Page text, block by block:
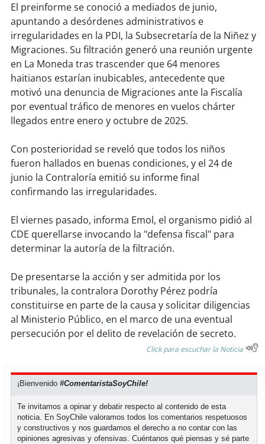
soyvalparaíso
soyquillota
soysanantonio
soychillán
soy talcahuano
soyconcepción
soycoronel
soyarauco
temuco
soy valdivia
osorno
soypuertomontt
soy
El preinforme se conoció a mediados de junio,
apuntando a desórdenes administrativos e
irregularidades en la PDI, la Subsecretaría de la Niñez y
Migraciones. Su filtración generó una reunión urgente
en La Moneda tras trascender que 64 menores
haitianos estarían inubicables, antecedente que
motivó una denuncia de Migraciones ante la Fiscalía
por eventual tráfico de menores en vuelos chárter
llegados entre enero y octubre de 2025.
Con posterioridad se reveló que todos los niños
fueron hallados en buenas condiciones, y el 24 de
junio la Contraloría emitió su informe final
confirmando las irregularidades.
El viernes pasado, informa Emol, el organismo pidió al
CDE querellarse invocando la "defensa fiscal" para
determinar la autoría de la filtración.
De presentarse la acción y ser admitida por los
tribunales, la contralora Dorothy Pérez podría
constituirse en parte de la causa y solicitar diligencias
al Ministerio Público, en el marco de una eventual
persecución por el delito de revelación de secreto.
Click para escuchar la Noticia
¡Bienvenido#ComentaristaSoyChile!
Te invitamos a opinar y debatir respecto al contenido de esta
noticia. En SoyChile valoramos todos los comentarios respetuosos
y constructivos y nos guardamos el derecho a no contar con las
opiniones agresivas y ofensivas. Cuéntanos qué piensas y sé parte